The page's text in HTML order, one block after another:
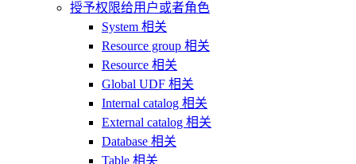
授予权限给用户或者角色
System 相关
Resource group 相关
Resource 相关
Global UDF 相关
Internal catalog 相关
External catalog 相关
Database 相关
Table 相关